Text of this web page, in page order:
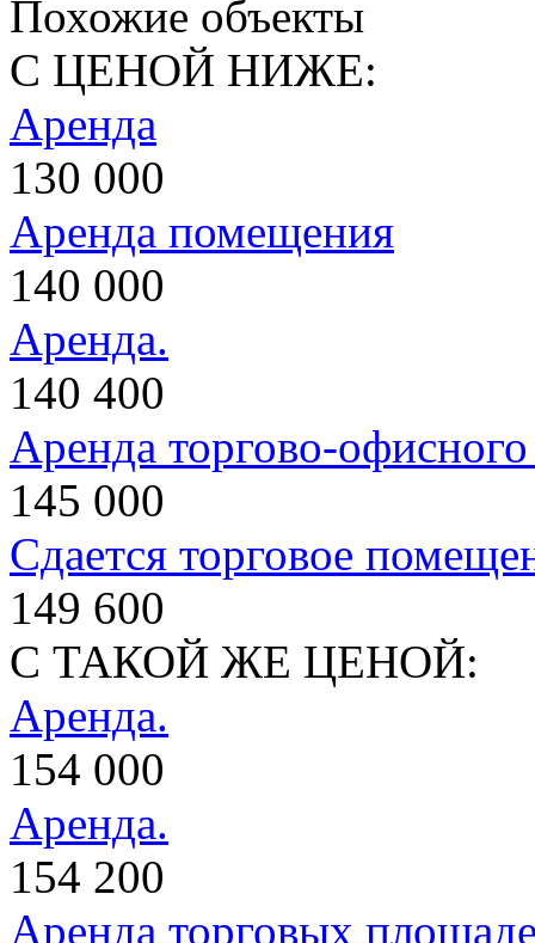
Похожие объекты
С ЦЕНОЙ НИЖЕ:
Аренда
130 000
Аренда помещения
140 000
Аренда.
140 400
Аренда торгово-
145 000
Сдается торговое
149 600
С ТАКОЙ ЖЕ ЦЕНОЙ:
Аренда.
154 000
Аренда.
154 200
Аренда торговых